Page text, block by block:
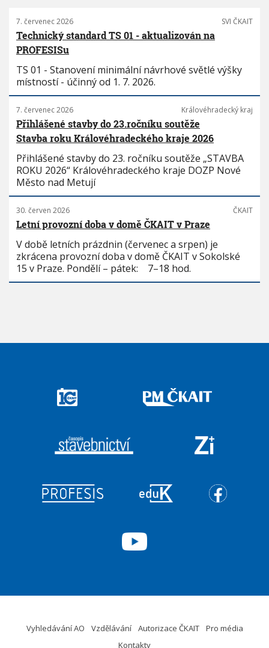
7. červenec 2026 SVI ČKAIT
Technický standard TS 01 - aktualizován na
PROFESISu
TS 01 - Stanovení minimální návrhové světlé výšky
místností - účinný od 1. 7. 2026.
7. červenec 2026 Královéhradecký kraj
Přihlášené stavby do 23.ročníku soutěže
Stavba roku Královéhradeckého kraje 2026
Přihlášené stavby do 23. ročníku soutěže „STAVBA
ROKU 2026“ Královéhradeckého kraje DOZP Nové
Město nad Metují
30. červen 2026 ČKAIT
Letní provozní doba v domě ČKAIT v Praze
V době letních prázdnin (červenec a srpen) je
zkrácena provozní doba v domě ČKAIT v Sokolské
15 v Praze. Pondělí – pátek: 7–18 hod.
Vyhledávání AO Vzdělávání Autorizace ČKAIT
Pro média
Kontakty